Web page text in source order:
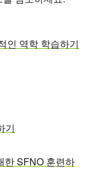
인 역학 학습하기
기
한 SFNO 훈련하